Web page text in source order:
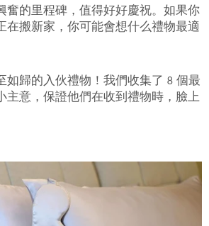
奮的里程碑，值得好好慶祝。如果你
在搬新家，你可能會想什么禮物最適
如歸的入伙禮物！我們收集了 8 個最
主意，保證他們在收到禮物時，臉上